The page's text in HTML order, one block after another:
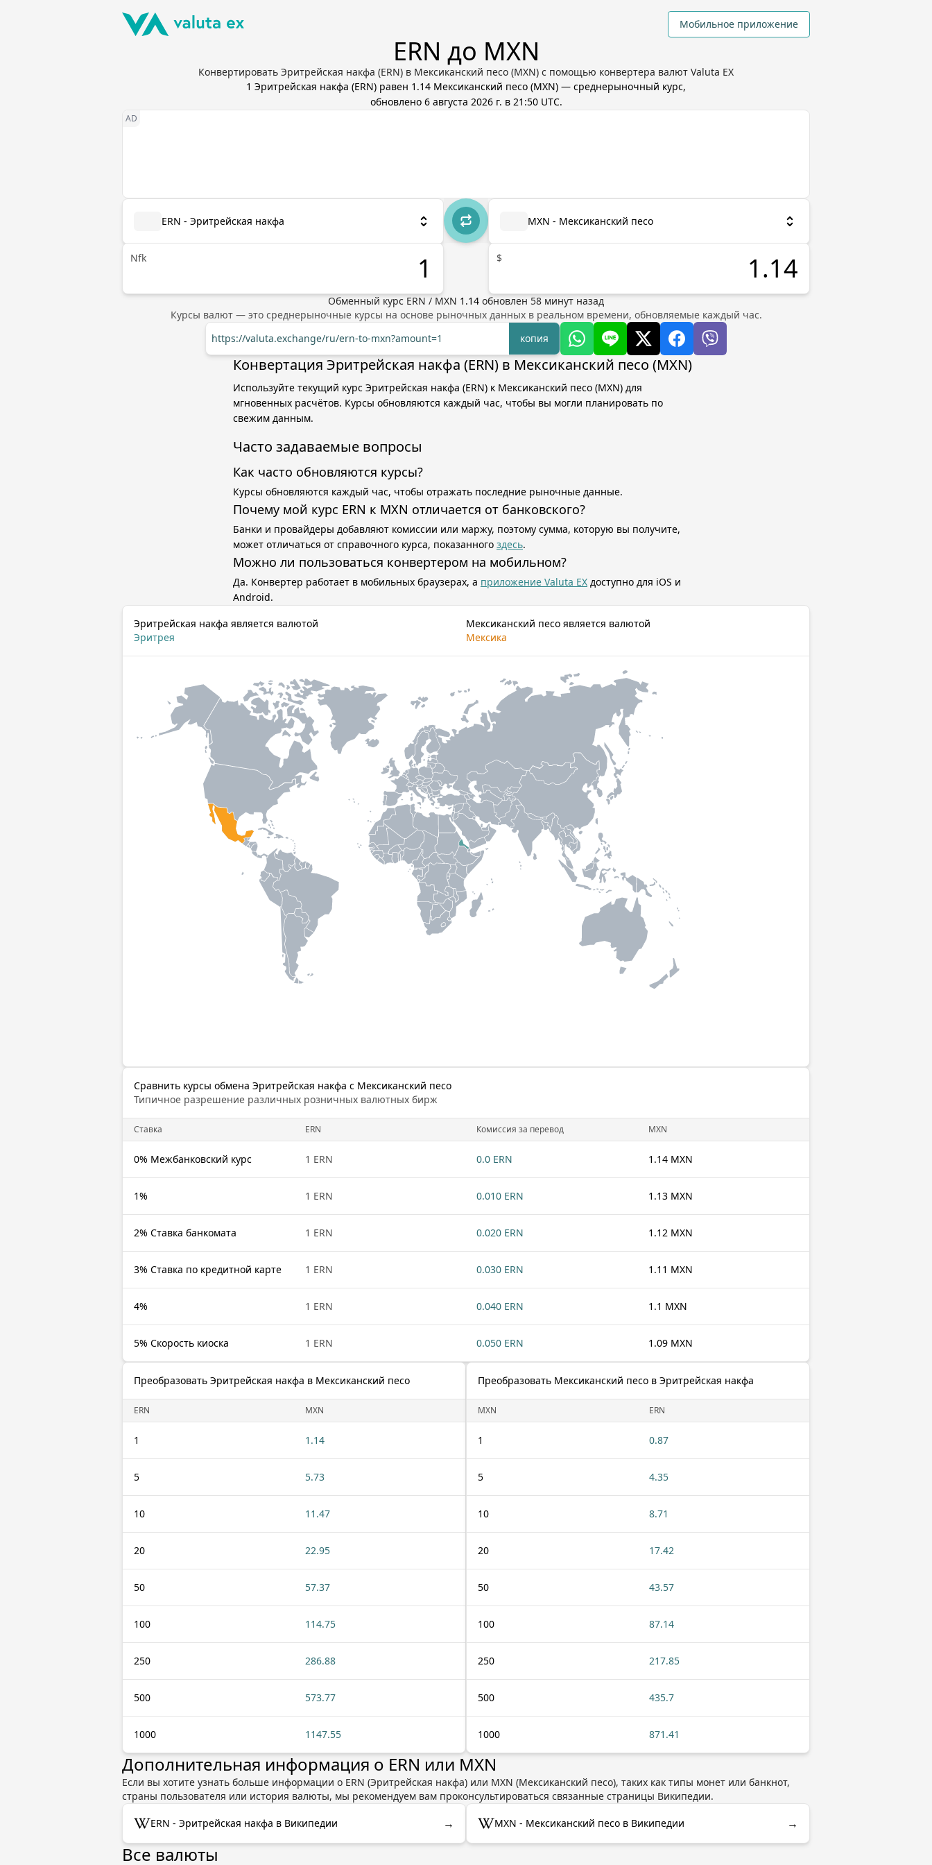
Мобильное приложение
ERN до MXN
Конвертировать Эритрейская накфа (ERN) в Мексиканский песо (MXN) с помощью конвертера валют Valuta EX
1 Эритрейская накфа (ERN) равен 1.14 Мексиканский песо (MXN) — среднерыночный курс,
обновлено 6 августа 2026 г. в 21:50 UTC.
ERN - Эритрейская накфа
Nfk
MXN - Мексиканский песо
$
Обменный курс ERN / MXN 1.14 обновлен 58 минут назад
Курсы валют — это среднерыночные курсы на основе рыночных данных в реальном времени, обновляемые каждый час.
https://valuta.exchange/ru/ern-to-mxn?amount=1
копия
Конвертация Эритрейская накфа (ERN) в Мексиканский песо (MXN)
Используйте текущий курс Эритрейская накфа (ERN) к Мексиканский песо (MXN) для
мгновенных расчётов. Курсы обновляются каждый час, чтобы вы могли планировать по
свежим данным.
Часто задаваемые вопросы
Как часто обновляются курсы?
Курсы обновляются каждый час, чтобы отражать последние рыночные данные.
Почему мой курс ERN к MXN отличается от банковского?
Банки и провайдеры добавляют комиссии или маржу, поэтому сумма, которую вы получите,
может отличаться от справочного курса, показанного здесь.
Можно ли пользоваться конвертером на мобильном?
Да. Конвертер работает в мобильных браузерах, а приложение Valuta EX доступно для iOS и
Android.
Эритрейская накфа является валютой
Эритрея
Мексиканский песо является валютой
Мексика
Сравнить курсы обмена Эритрейская накфа с Мексиканский песо
Типичное разрешение различных розничных валютных бирж
Cтавка ERN Комиссия за перевод MXN
0% Межбанковский курс 1 ERN 0.0 ERN 1.14 MXN
1% 1 ERN 0.010 ERN 1.13 MXN
2% Ставка банкомата 1 ERN 0.020 ERN 1.12 MXN
3% Ставка по кредитной карте 1 ERN 0.030 ERN 1.11 MXN
4% 1 ERN 0.040 ERN 1.1 MXN
5% Скорость киоска 1 ERN 0.050 ERN 1.09 MXN
Преобразовать Эритрейская накфа в Мексиканский песо
ERN MXN
1 1.14
5 5.73
10 11.47
20 22.95
50 57.37
100 114.75
250 286.88
500 573.77
1000 1147.55
Преобразовать Мексиканский песо в Эритрейская накфа
MXN ERN
1 0.87
5 4.35
10 8.71
20 17.42
50 43.57
100 87.14
250 217.85
500 435.7
1000 871.41
Дополнительная информация о ERN или MXN
Если вы хотите узнать больше информации о ERN (Эритрейская накфа) или MXN (Мексиканский песо), таких как типы монет или банкнот,
страны пользователя или история валюты, мы рекомендуем вам проконсультироваться связанные страницы Википедии.
ERN - Эритрейская накфа в Википедии → MXN - Мексиканский песо в Википедии →
Все валюты